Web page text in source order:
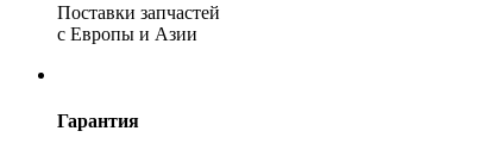
Поставки запчастей
с Европы и Азии
Гарантия